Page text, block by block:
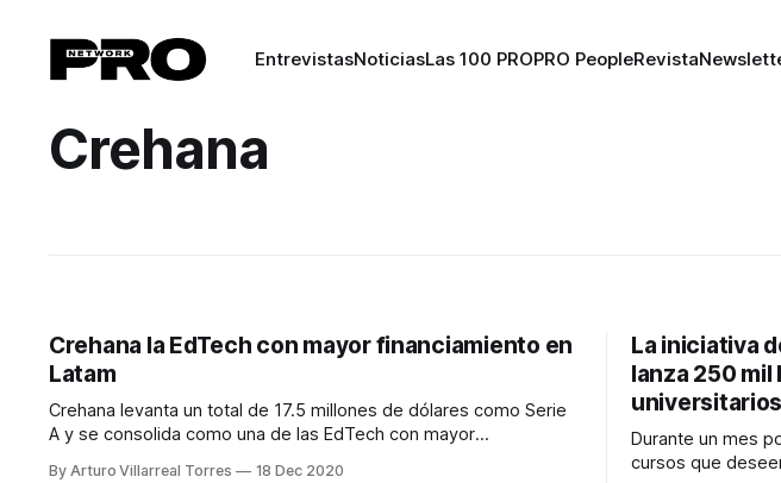
EntrevistasNoticiasLas 100 PROPRO PeopleRevista
Crehana
Crehana la EdTech con mayor financiamiento en
Latam
Crehana levanta un total de 17.5 millones de dólares como Serie
A y se consolida como una de las EdTech con mayor
By Arturo Villarreal Torres 18 Dec 2020
La iniciativa
lanza 250
universitarios
Durante un mes
cursos que